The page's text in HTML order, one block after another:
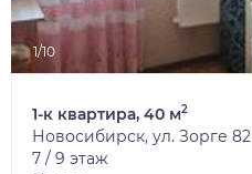
1/10
1-к квартира, 40 м2
Новосибирск, ул. Зорге 82
7 / 9 этаж